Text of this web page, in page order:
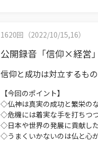
1620回（2022/10/15,16）
公開録音「信仰×経営」
信仰と成功は対立するも
【今回のポイント】
◇仏神は真実の成功と繁栄の
◇危機には着実な手を打ちつ
◇日本や世界の発展に貢献し
◇うまくいかないのは仏と心